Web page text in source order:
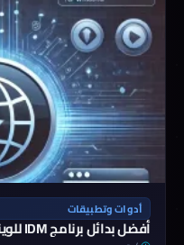
أدوات وتطبيقات
أفضل بدائل برنامج IDM للويندوز والماك